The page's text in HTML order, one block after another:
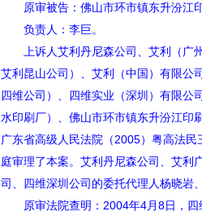
原审被告：佛山市环市镇东升汾江印
负责人：李巨。
上诉人艾利丹尼森公司、艾利（广州
艾利昆山公司）、艾利（中国）有限公
四维公司）、四维实业（深圳）有限公
水印刷厂）、佛山市环市镇东升汾江印
广东省高级人民法院（2005）粤高法民
庭审理了本案。艾利丹尼森公司、艾利
司、四维深圳公司的委托代理人杨晓岩
原审法院查明： 2004年4月8日，